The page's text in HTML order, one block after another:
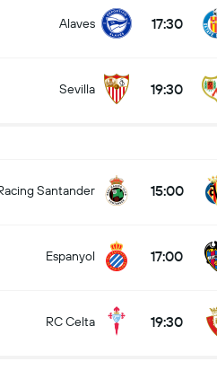
Alaves 17:30
Sevilla 19:30
Santander 15:00
Espanyol 17:00
RC Celta 19:30